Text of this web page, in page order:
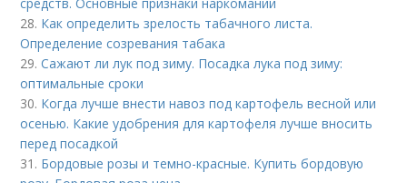
28. Как определить зрелость табачного листа.
Определение созревания табака
29.Сажают ли лук под зиму. Посадка лука под зиму:
оптимальные сроки
30. Когда лучше внести навоз под картофель весной или
осенью. Какие удобрения для картофеля лучше вносить
перед посадкой
31. Бордовые розы и темно-красные. Купить бордовую